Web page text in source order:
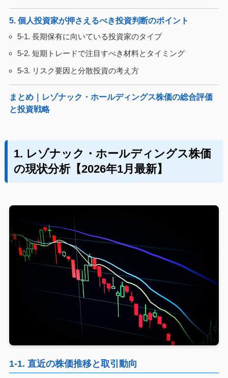
5. 個人投資家が押さえるべき投資判断のポイント
5-1. 長期保有に向いている投資家のタイプ
5-2. 短期トレードで注目すべき材料とタイミング
5-3. リスク要因と分散投資の考え方
まとめ｜レゾナック・ホールディングス株価の総合評価
と投資戦略
1. レゾナック・ホールディングス株価
の現状分析【2026年1月最新】
1-1. 直近の株価推移と取引動向